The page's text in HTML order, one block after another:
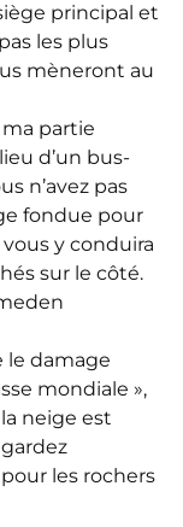
principal et
les plus
mèneront au
ma partie
d’un bus-
n’avez pas
fondue pour
y conduira
sur le côté.
le damage
mondiale »,
neige est
gardez
les rochers